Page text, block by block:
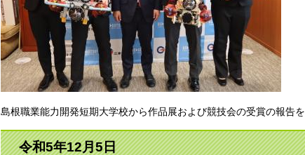
島根職業能力開発短期大学校から作品展および競技会の受賞の報告
令和5年12月5日